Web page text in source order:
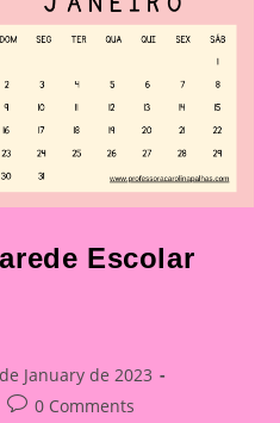
Escolar
January de 2023
Post0 Comments